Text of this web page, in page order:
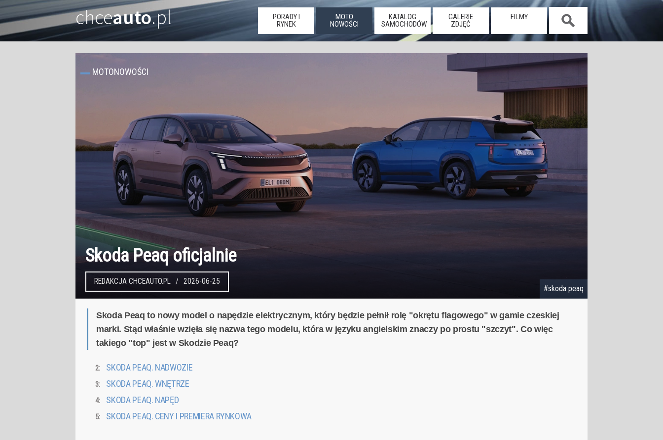
chceauto.pl
PORADY I
RYNEK
MOTO
NOWOŚCI
KATALOG
SAMOCHODÓW
GALERIE
ZDJĘĆ
FILMY
Skoda Peaq oficjalnie
MOTONOWOŚCI
REDAKCJA CHCEAUTO.PL
2026-06-25
#skoda peaq
Skoda Peaq to nowy model o napędzie elektrycznym, który będzie pełnił rolę "okrętu flagowego" w gamie czeskiej
marki. Stąd właśnie wzięła się nazwa tego modelu, która w języku angielskim znaczy po prostu "szczyt". Co więc
takiego "top" jest w Skodzie Peaq?
SKODA PEAQ. NADWOZIE
SKODA PEAQ. WNĘTRZE
SKODA PEAQ. NAPĘD
SKODA PEAQ. CENY I PREMIERA RYNKOWA